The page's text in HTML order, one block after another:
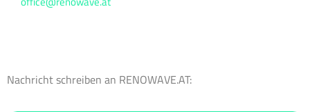
Nachricht schreiben an RENOWAVE.AT: